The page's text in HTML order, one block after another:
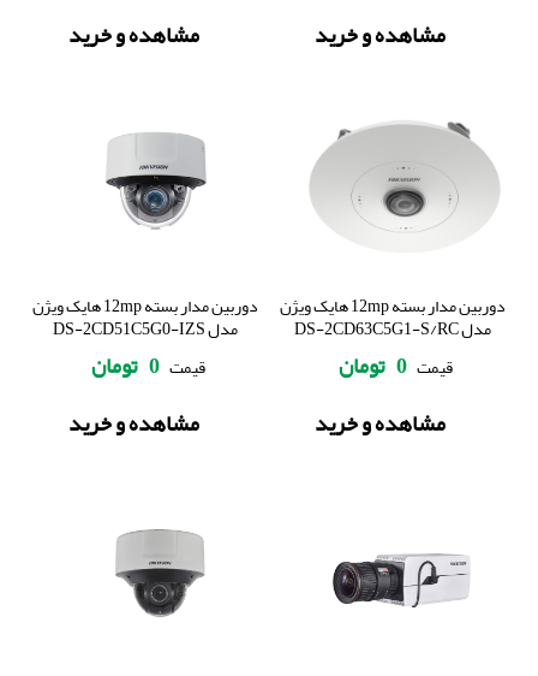
مشاهده و خرید
مشاهده و خرید
دوربین مدار بسته 12mp هایک ویژن
مدل DS-2CD63C5G1-S/RC
قیمت 0 تومان
مشاهده و خرید
دوربین مدار بسته 12mp هایک ویژن
مدل DS-2CD51C5G0-IZS
قیمت 0 تومان
مشاهده و خرید